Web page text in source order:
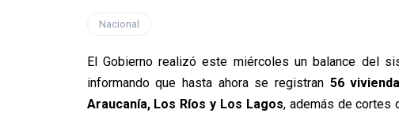
Nacional
El Gobierno realizó este miércoles un balance del
informando que hasta ahora se registran 56
Araucanía, Los Ríos y Los Lagos, además de cortes